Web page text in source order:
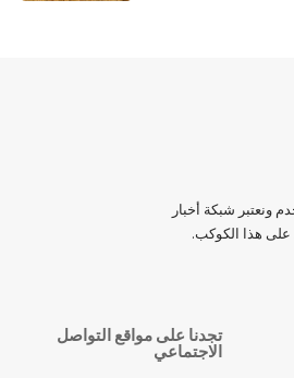
مستخدم ونعتبر شبكة أخبار
على هذا الكوكب.
تجدنا على مواقع التواصل
الاجتماعي